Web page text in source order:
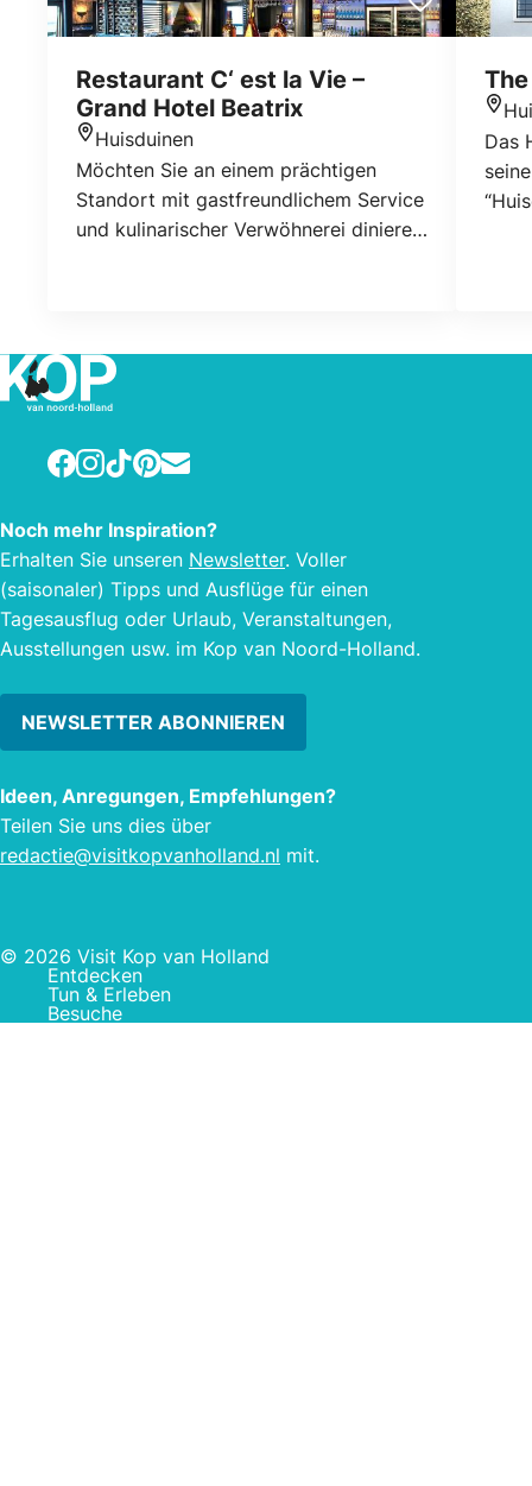
Restaurant C‘ est la Vie –
Grand Hotel Beatrix
Huisduinen
Möchten Sie an einem prächtigen
Standort mit gastfreundlichem Service
und kulinarischer Verwöhnerei dinieren,
der obersten Etage des Grand Hotel
Beatrix befindet, etwas für Sie! Unser
den Komfort und das ausgezeichnete
Frische, regionale, saisonale Produkte
kennzeichnen die sechs Mal pro Jahr
wechselnde Speisekarte vom Chef de
Cuisine Raymond van Veen.
Das
Facebook
Instagram
TikTokPinterest
E-mail
Noch mehr Inspiration?
Erhalten Sie unseren Newsletter. Voller
(saisonaler) Tipps und Ausflüge für einen
Tagesausflug oder Urlaub, Veranstaltungen,
Ausstellungen usw. im Kop van Noord-Holland.
NEWSLETTER ABONNIEREN
Ideen, Anregungen, Empfehlungen?
Teilen Sie uns dies über
redactie@visitkopvanholland.nl mit.
© 2026 Visit Kop van Holland
Entdecken
Tun & Erleben
Besuche